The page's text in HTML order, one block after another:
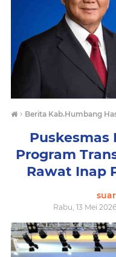
› Berita Kab.Humbang
Puskesmas
Program
Rawat Inap
Rabu, 13 Mei